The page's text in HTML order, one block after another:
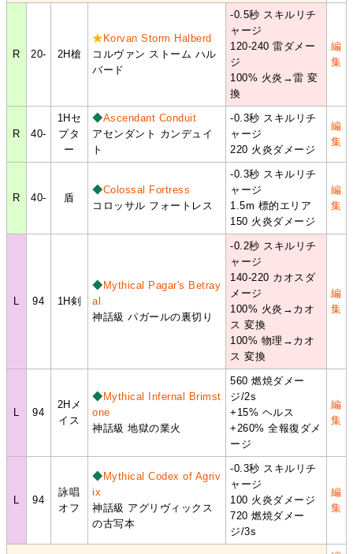
R 20- 2H槍
★ Korvan Storm Halberd
コルヴァン ストーム ハル
バード
-0.5秒 スキルリチ
ャージ
120-240 雷ダメー
ジ
100% 火炎→雷 変
換
編
集
R 40-
1Hセ
プタ
ー
◆Ascendant Conduit
アセンダント カンデュイ
ト
-0.3秒 スキルリチ
ャージ
220 火炎ダメージ
編
集
R 40- 盾
◆Colossal Fortress
コロッサル フォートレス
-0.3秒 スキルリチ
ャージ
1.5m 標的エリア
150 火炎ダメージ
編
集
94 1H剣
◆ Mythical Pagar's Betray
al
神話級 パガールの裏切り
-0.2秒 スキルリチ
ャージ
140-220 カオスダ
メージ
100% 火炎→カオ
ス 変換
100% 物理→カオ
ス 変換
編
集
94
2Hメ
イス
◆ Mythical Infernal Brimst
one
神話級 地獄の業火
560 燃焼ダメー
ジ/2s
+15% ヘルス
+260% 全報復ダメ
ージ
編
集
94
詠唱
オフ
◆ Mythical Codex of Agriv
ix
神話級 アグリヴィックス
の古写本
-0.3秒 スキルリチ
ャージ
100 火炎ダメージ
720 燃焼ダメー
ジ/3s
編
集